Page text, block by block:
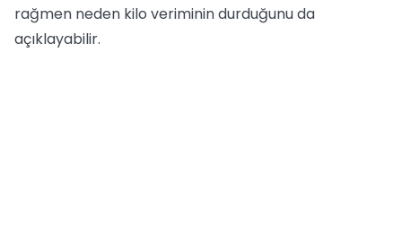
rağmen neden kilo veriminin durduğunu da
açıklayabilir.